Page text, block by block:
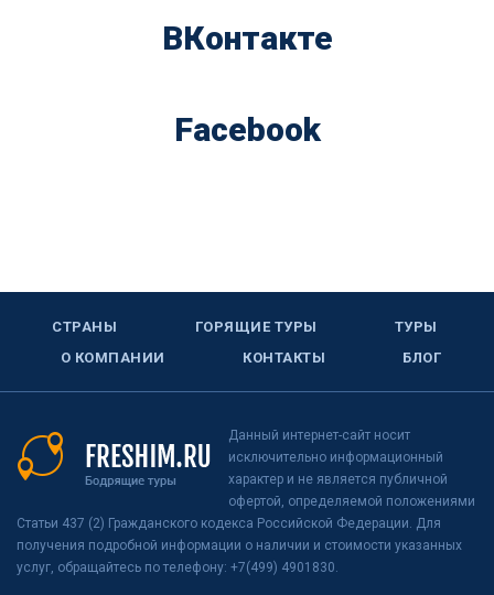
ВКонтакте
Facebook
СТРАНЫ ГОРЯЩИЕ ТУРЫ
ТУРЫ
О КОМПАНИИ
КОНТАКТЫ БЛОГ
Данный интернет-сайт носит
исключительно информационный
характер и не является публичной
офертой, определяемой положениями
Статьи 437 (2) Гражданского кодекса Российской Федерации. Для
получения подробной информации о наличии и стоимости указанных
услуг, обращайтесь по телефону: +7(499) 4901830.